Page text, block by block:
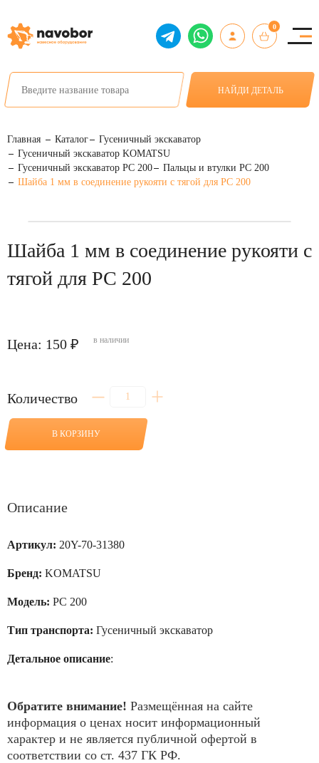
0
НАЙДИ ДЕТАЛЬ
Главная Каталог
Гусеничный экскаватор
Гусеничный экскаватор KOMATSU
Гусеничный экскаватор PC 200
Пальцы и втулки PC 200
Шайба 1 мм в соединение рукояти с тягой для PC 200
Шайба 1 мм в соединение рукояти с
тягой для PC 200
Цена: 150 ₽ в наличии
Количество
Количество
1
В КОРЗИНУ
Описание
Артикул: 20Y-70-31380
Бренд: KOMATSU
Модель: PC 200
Тип транспорта: Гусеничный экскаватор
Детальное описание:
Обратите внимание! Размещённая на сайте
информация о ценах носит информационный
характер и не является публичной офертой в
соответствии со ст. 437 ГК РФ.